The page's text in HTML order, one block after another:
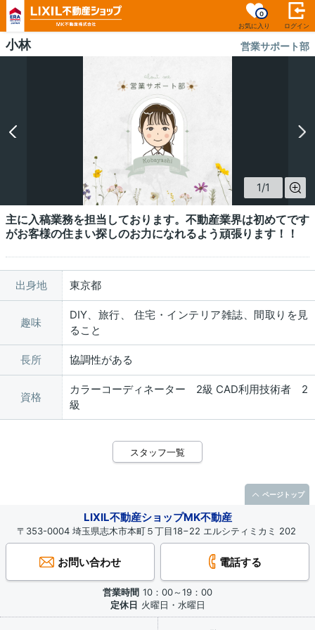
お気に入り
0
ログイン
小林 営業サポート部
1/1
主に入稿業務を担当しております。不動産業界は初めてです
がお客様の住まい探しのお力になれるよう頑張ります！！
出身地 東京都
趣味
DIY、旅行、 住宅・インテリア雑誌、間取りを見
ること
長所 協調性がある
資格
カラーコーディネーター 2級 CAD利用技術者 2
級
スタッフ一覧
LIXIL不動産ショップMK不動産
〒353-0004 埼玉県志木市本町５丁目18−22 エルシティミカミ 202
お問い合わせ 電話する
営業時間 10：00～19：00
定休日 火曜日・水曜日
ページトップ